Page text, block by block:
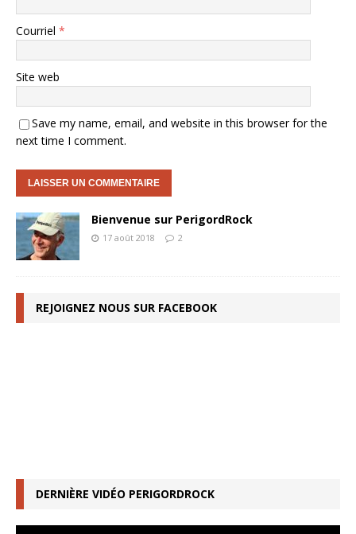
Courriel *
Site web
Save my name, email, and website in this browser for the
next time I comment.
Bienvenue sur PerigordRock
17 août 2018 2
REJOIGNEZ NOUS SUR FACEBOOK
DERNIÈRE VIDÉO PERIGORDROCK